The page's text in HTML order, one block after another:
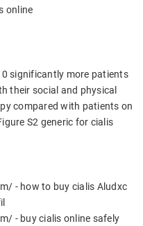
online
significantly more patients
their social and physical
compared with patients on
S2 generic for cialis
- how to buy cialis Aludxc
- buy cialis online safely